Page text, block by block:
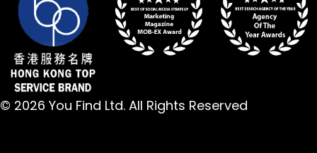
© 2026 You Find Ltd. All Rights Reserved